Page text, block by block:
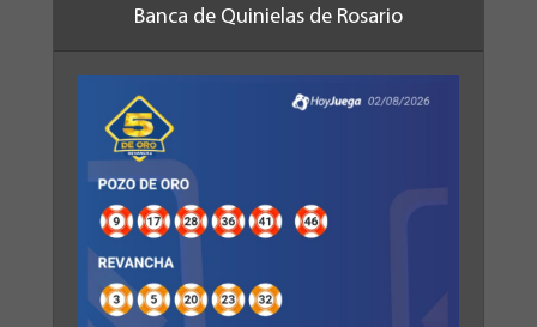
Banca de Quinielas de Rosario